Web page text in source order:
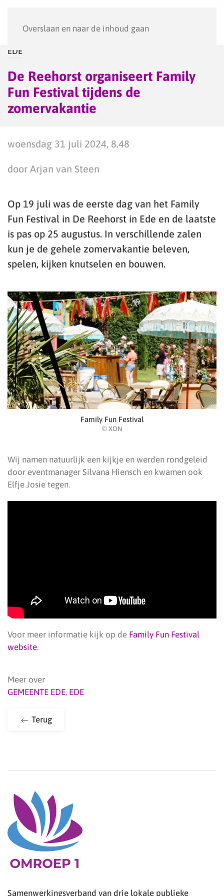
Overslaan en naar de inhoud gaan
EDE
De Reehorst organiseert Family
Fun Festival tijdens de
zomervakantie
woensdag 31 juli 2024, 8.48
door Arjan van Steen
Op 19 juli was de eerste dag van het Family
Fun Festival in De Reehorst in Ede en de laatste
is pas op 25 augustus. In verschillende zalen
kun je de gehele zomervakantie beleven,
spelen, kijken knutselen en bouwen.
Family Fun Festival
© XON
Wij namen natuurlijk een kijkje en werden rondgeleid
door eventmanager Silvana Hiensch en kwamen ook
Elfje Josie tegen.
Voor meer informatie kijk op de Family Fun Festival
website.
Meer over
GEMEENTE EDE, EDE
Terug
Samenwerkingsverband van drie lokale publieke